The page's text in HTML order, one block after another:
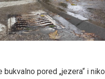
bukvalno pored „jezera“ i niko